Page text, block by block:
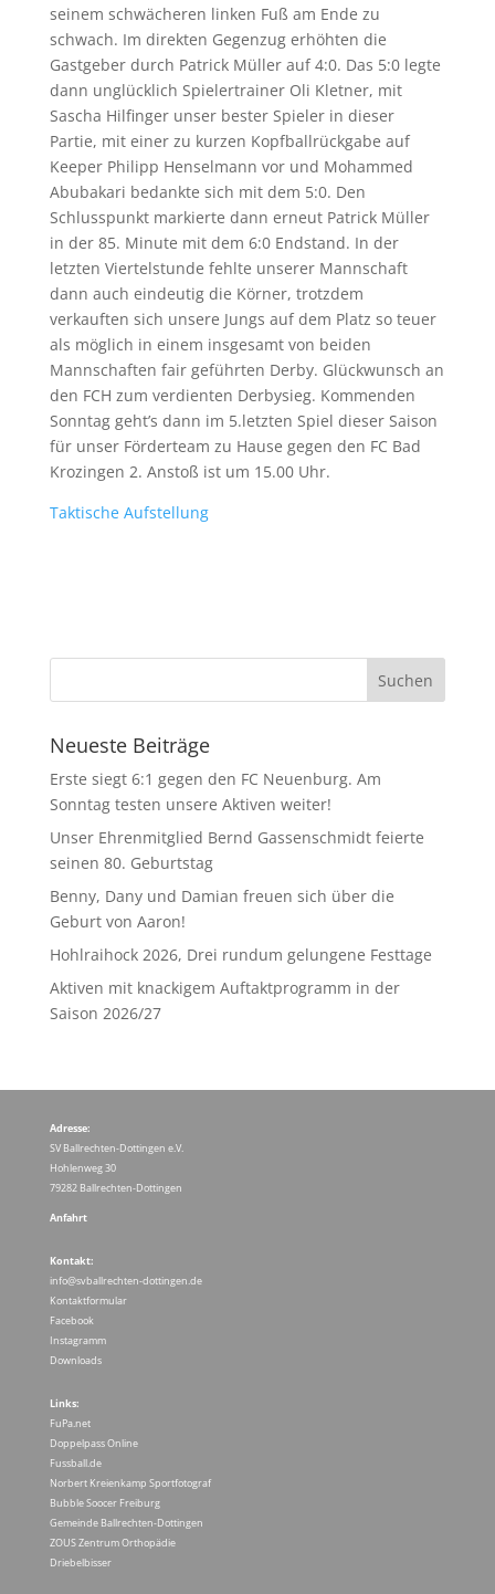
seinem schwächeren linken Fuß am Ende zu
schwach. Im direkten Gegenzug erhöhten die
Gastgeber durch Patrick Müller auf 4:0. Das 5:0 legte
dann unglücklich Spielertrainer Oli Kletner, mit
Sascha Hilfinger unser bester Spieler in dieser
Partie, mit einer zu kurzen Kopfballrückgabe auf
Keeper Philipp Henselmann vor und Mohammed
Abubakari bedankte sich mit dem 5:0. Den
Schlusspunkt markierte dann erneut Patrick Müller
in der 85. Minute mit dem 6:0 Endstand. In der
letzten Viertelstunde fehlte unserer Mannschaft
dann auch eindeutig die Körner, trotzdem
verkauften sich unsere Jungs auf dem Platz so teuer
als möglich in einem insgesamt von beiden
Mannschaften fair geführten Derby. Glückwunsch an
den FCH zum verdienten Derbysieg. Kommenden
Sonntag geht’s dann im 5.letzten Spiel dieser Saison
für unser Förderteam zu Hause gegen den FC Bad
Krozingen 2. Anstoß ist um 15.00 Uhr.
Taktische Aufstellung
Neueste Beiträge
Erste siegt 6:1 gegen den FC Neuenburg. Am
Sonntag testen unsere Aktiven weiter!
Unser Ehrenmitglied Bernd Gassenschmidt feierte
seinen 80. Geburtstag
Benny, Dany und Damian freuen sich über die
Geburt von Aaron!
Hohlraihock 2026, Drei rundum gelungene Festtage
Aktiven mit knackigem Auftaktprogramm in der
Saison 2026/27
Adresse:
SV Ballrechten-Dottingen e.V.
Hohlenweg 30
79282 Ballrechten-Dottingen
Anfahrt
Kontakt:
info@svballrechten-dottingen.de
Kontaktformular
Facebook
Instagramm
Downloads
Links:
FuPa.net
Doppelpass Online
Fussball.de
Norbert Kreienkamp Sportfotograf
Bubble Soocer Freiburg
Gemeinde Ballrechten-Dottingen
ZOUS Zentrum Orthopädie
Driebelbisser